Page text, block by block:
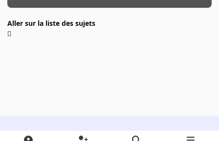
Aller sur la liste des sujets